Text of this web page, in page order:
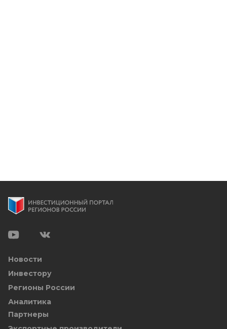
Новости
Инвестору
Регионы России
Аналитика
Партнеры